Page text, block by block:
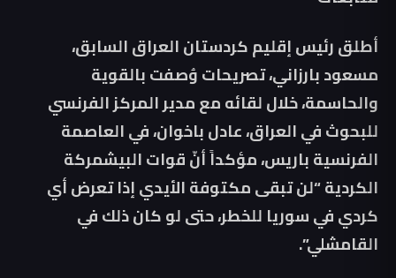
أطلق رئيس إقليم كردستان العراق السابق،
مسعود بارزاني، تصريحات وُصفت بالقوية
والحاسمة، خلال لقائه مع مدير المركز الفرنسي
للبحوث في العراق، عادل باخوان، في العاصمة
الفرنسية باريس، مؤكداً أنّ قوات البيشمركة
الكردية “لن تبقى مكتوفة الأيدي إذا تعرض أي
كردي في سوريا للخطر، حتى لو كان ذلك في
القامشلي”.